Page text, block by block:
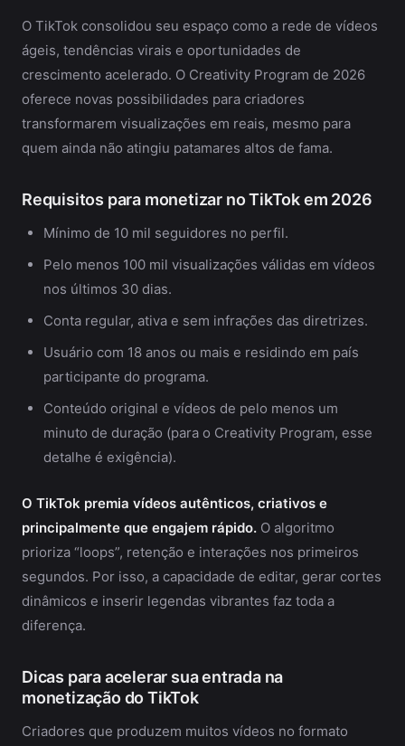
O TikTok consolidou seu espaço como a rede de vídeos
ágeis, tendências virais e oportunidades de
crescimento acelerado. O Creativity Program de 2026
oferece novas possibilidades para criadores
transformarem visualizações em reais, mesmo para
quem ainda não atingiu patamares altos de fama.
Requisitos para monetizar no TikTok em 2026
Mínimo de 10 mil seguidores no perfil.
Pelo menos 100 mil visualizações válidas em vídeos
nos últimos 30 dias.
Conta regular, ativa e sem infrações das diretrizes.
Usuário com 18 anos ou mais e residindo em país
participante do programa.
Conteúdo original e vídeos de pelo menos um
minuto de duração (para o Creativity Program, esse
detalhe é exigência).
O TikTok premia vídeos autênticos, criativos e
principalmente que engajem rápido. O algoritmo
prioriza “loops”, retenção e interações nos primeiros
segundos. Por isso, a capacidade de editar, gerar cortes
dinâmicos e inserir legendas vibrantes faz toda a
diferença.
Dicas para acelerar sua entrada na
monetização do TikTok
Criadores que produzem muitos vídeos no formato